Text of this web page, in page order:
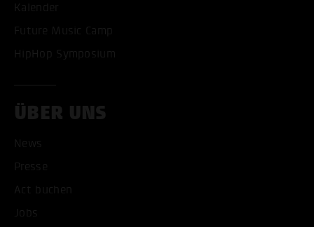
Kalender
Future Music Camp
HipHop Symposium
ÜBER UNS
News
Presse
Act buchen
Jobs